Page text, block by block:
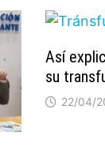
Así
su
22/04/